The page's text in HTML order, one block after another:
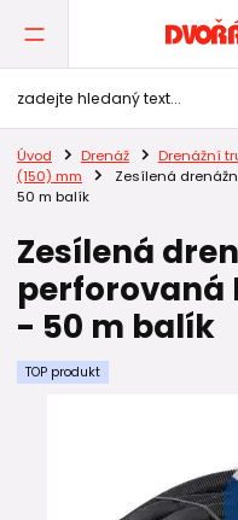
Úvod Drenáž Drenážní
(150) mm
Zesílená
50 m balík
Zesílená
perforovaná
- 50 m balík
TOP produkt